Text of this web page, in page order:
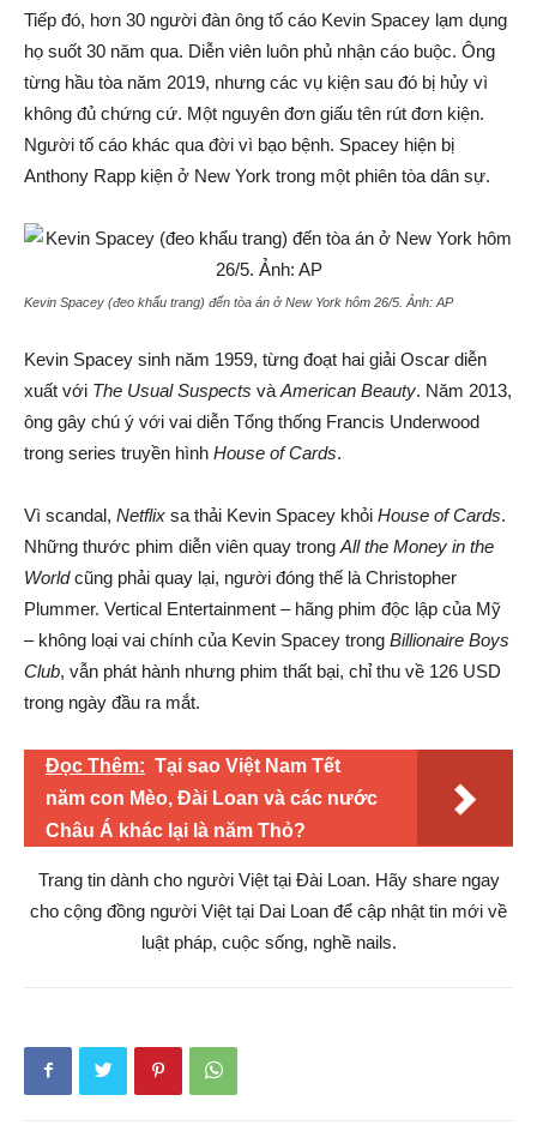
Tiếp đó, hơn 30 người đàn ông tố cáo Kevin Spacey lạm dụng
họ suốt 30 năm qua. Diễn viên luôn phủ nhận cáo buộc. Ông
từng hầu tòa năm 2019, nhưng các vụ kiện sau đó bị hủy vì
không đủ chứng cứ. Một nguyên đơn giấu tên rút đơn kiện.
Người tố cáo khác qua đời vì bạo bệnh. Spacey hiện bị
Anthony Rapp kiện ở New York trong một phiên tòa dân sự.
Kevin Spacey (đeo khẩu trang) đến tòa án ở New York hôm 26/5. Ảnh: AP
Kevin Spacey sinh năm 1959, từng đoạt hai giải Oscar diễn
xuất với The Usual Suspects và American Beauty. Năm 2013,
ông gây chú ý với vai diễn Tổng thống Francis Underwood
trong series truyền hình House of Cards.
Vì scandal, Netflix sa thải Kevin Spacey khỏi House of Cards.
Những thước phim diễn viên quay trong All the Money in the
Worldcũng phải quay lại, người đóng thế là Christopher
Plummer. Vertical Entertainment – hãng phim độc lập của Mỹ
– không loại vai chính của Kevin Spacey trong Billionaire Boys
Club, vẫn phát hành nhưng phim thất bại, chỉ thu về 126 USD
trong ngày đầu ra mắt.
Đọc Thêm: Tại sao Việt Nam Tết
năm con Mèo, Đài Loan và các nước
Châu Á khác lại là năm Thỏ?
Trang tin dành cho người Việt tại Đài Loan. Hãy share ngay
cho cộng đồng người Việt tại Dai Loan để cập nhật tin mới về
luật pháp, cuộc sống, nghề nails.